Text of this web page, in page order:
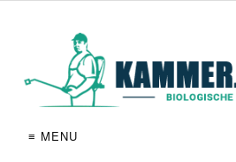
≡ MENU